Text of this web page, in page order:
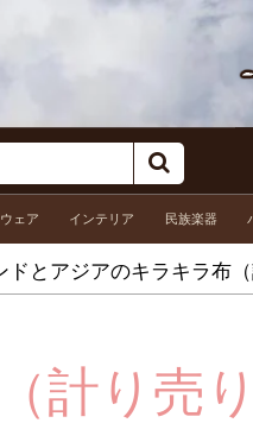
ェア インテリア 民族楽器
ドとアジアのキラキラ布
計り売